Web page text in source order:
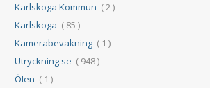
Karlskoga Kommun ( 2 )
Karlskoga ( 85 )
Kamerabevakning ( 1 )
Utryckning.se ( 948 )
Ölen ( 1 )